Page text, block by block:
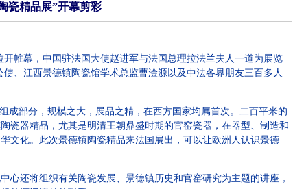
瓷精品展”开幕剪彩
帷幕，中国驻法国大使赵进军与法国总理拉法兰夫人一道为展览
、江西景德镇陶瓷馆学术总监曹淦源以及中法各界朋友三百多人
部分，规模之大，展品之精，在西方国家均属首次。二百平米的
瓷器精品，尤其是明清王朝鼎盛时期的官窑瓷器，在器型、制造和
文化。此次景德镇陶瓷精品来法国展出，可以让欧洲人认识景德
还将组织有关陶瓷发展、景德镇历史和官窑研究为主题的讲座，